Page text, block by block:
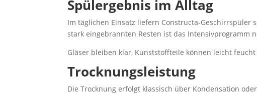
Spülergebnis im Alltag
Im täglichen Einsatz liefern Constructa-Geschirrspüler
stark eingebrannten Resten ist das Intensivprogramm
Gläser bleiben klar, Kunststoffteile können leicht
Trocknungsleistung
Die Trocknung erfolgt klassisch über Kondensation